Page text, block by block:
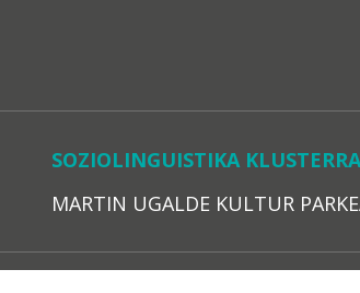
SOZIOLINGUISTIKA KLUSTERRA
MARTIN UGALDE KULTUR